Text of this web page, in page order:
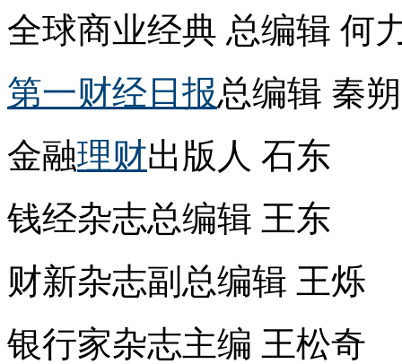
全球商业经典 总编辑 何
第一财经日报总编辑 秦朔
金融理财出版人 石东
钱经杂志总编辑 王东
财新杂志副总编辑 王烁
银行家杂志主编 王松奇